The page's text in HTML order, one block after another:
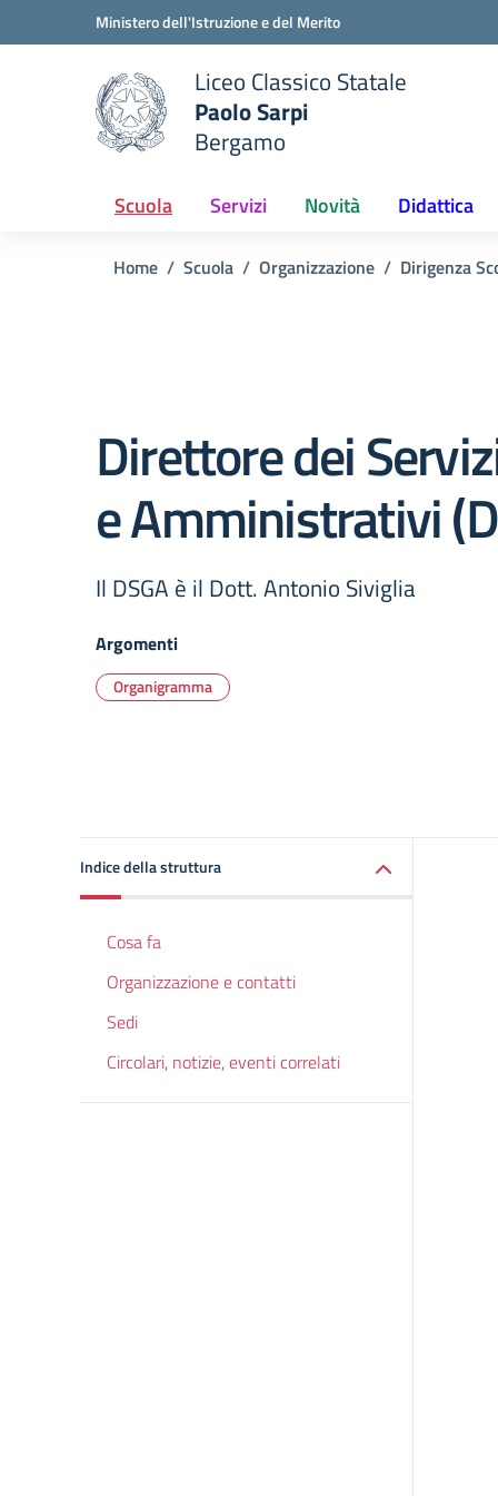
Vai ai contenuti
Vai al menu di navigazioneMinistero dell'Istruzione e del Merito
scuola
Liceo Classico Statale
Paolo Sarpi
Bergamo
Scuola Servizi Novità Didattica
Home Scuola Organizzazione Dirigenza
Direttore dei
e Amministrativi
Il DSGA è il Dott. Antonio Siviglia
Argomenti
Organigramma
Indice della struttura
Cosa fa
Organizzazione e contatti
Sedi
Circolari, notizie, eventi correlati